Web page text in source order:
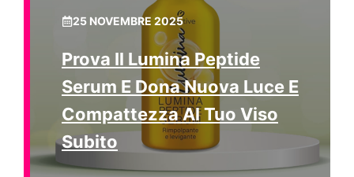
25 NOVEMBRE 2025
Prova Il Lumina Peptide
Serum E Dona Nuova Luce E
Compattezza Al Tuo Viso
Subito